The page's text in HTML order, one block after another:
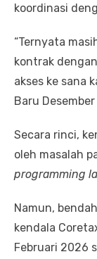
koordinasi
“Ternyata
kontrak
akses ke sana
Baru
Secara rinci,
oleh masalah
programming
Namun,
kendala
Februari 2026